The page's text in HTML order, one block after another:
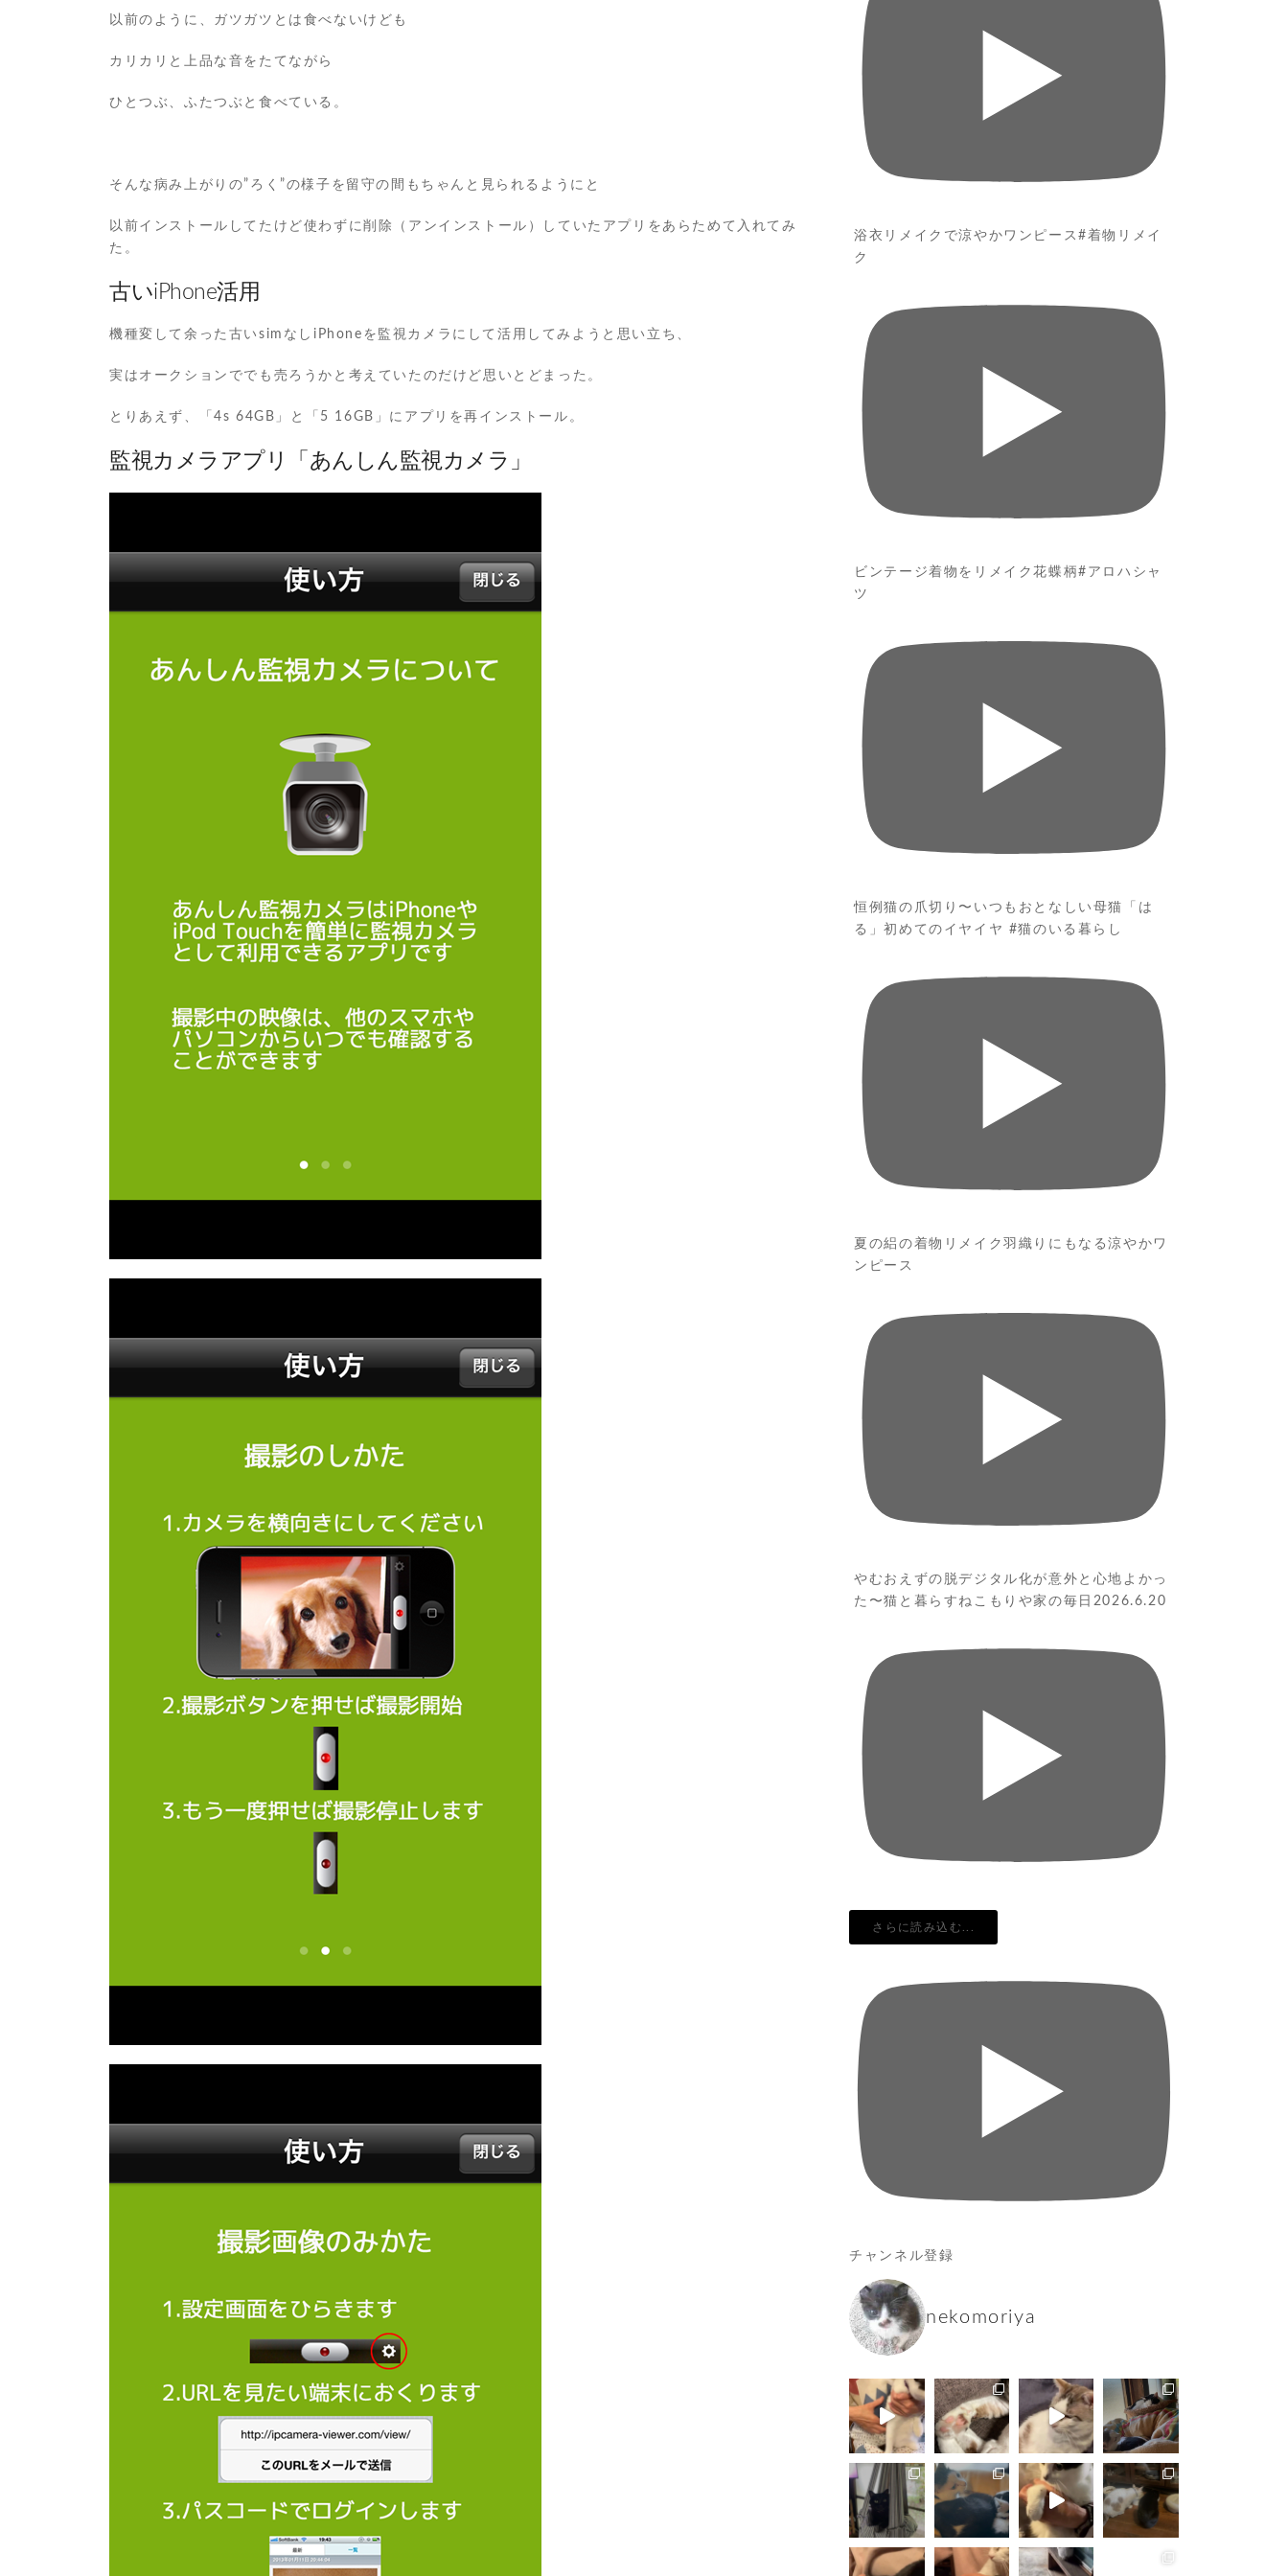
以前のように、ガツガツとは食べないけども
カリカリと上品な音をたてながら
ひとつぶ、ふたつぶと食べている。
そんな病み上がりの”ろく”の様子を留守の間もちゃんと見られるようにと
以前インストールしてたけど使わずに削除（アンインストール）していたアプリをあらためて入れてみ
た。
古いiPhone活用
機種変して余った古いsimなしiPhoneを監視カメラにして活用してみようと思い立ち、
実はオークションででも売ろうかと考えていたのだけど思いとどまった。
とりあえず、「4s 64GB」と「5 16GB」にアプリを再インストール。
監視カメラアプリ「あんしん監視カメラ」
浴衣リメイクで涼やかワンピース#着物リメイ
ク
ビンテージ着物をリメイク花蝶柄#アロハシャ
ツ
恒例猫の爪切り〜いつもおとなしい母猫「は
る」初めてのイヤイヤ #猫のいる暮らし
夏の絽の着物リメイク羽織りにもなる涼やかワ
ンピース
やむおえずの脱デジタル化が意外と心地よかっ
た〜猫と暮らすねこもりや家の毎日2026.6.20
さらに読み込む...
チャンネル登録
nekomoriya